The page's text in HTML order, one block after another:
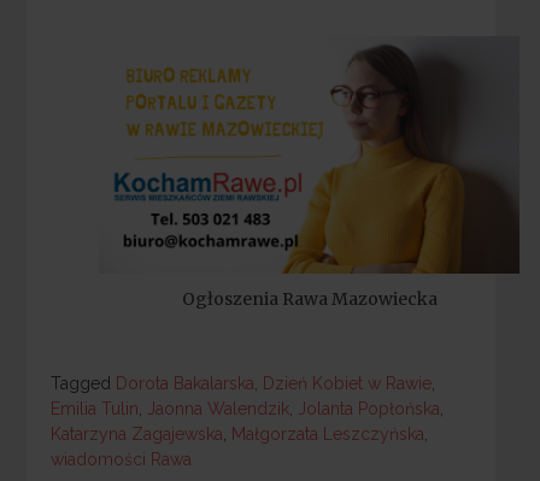
Ogłoszenia Rawa Mazowiecka
Tagged
Tagged Dorota Bakalarska, Dzień Kobiet w Rawie,
Emilia Tulin, Jaonna Walendzik, Jolanta Popłońska,
Katarzyna Zagajewska, Małgorzata Leszczyńska,
wiadomości Rawa